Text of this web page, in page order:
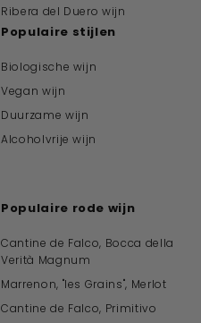
Ribera del Duero wijn
Populaire stijlen
Biologische wijn
Vegan wijn
Duurzame wijn
Alcoholvrije wijn
Populaire rode wijn
Cantine de Falco, Bocca della
Verità Magnum
Marrenon, "les Grains", Merlot
Cantine de Falco, Primitivo